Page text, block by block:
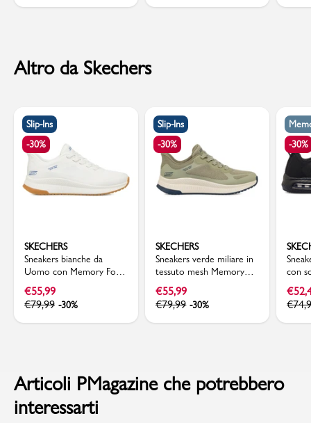
Altro da Skechers
Slip-Ins
-30%
SKECHERS
Sneakers bianche da
Uomo con Memory Foam
Skechers Bobs Slip-Ins
€55,99
€79,99 -30%
Slip-Ins
-30%
SKECHERS
Sneakers verde miliare in
tessuto mesh Memory
Foam Skechers Slip-Ins
€55,99
€79,99 -30%
-30%
con
€
€
Articoli PMagazine che potrebbero
interessarti